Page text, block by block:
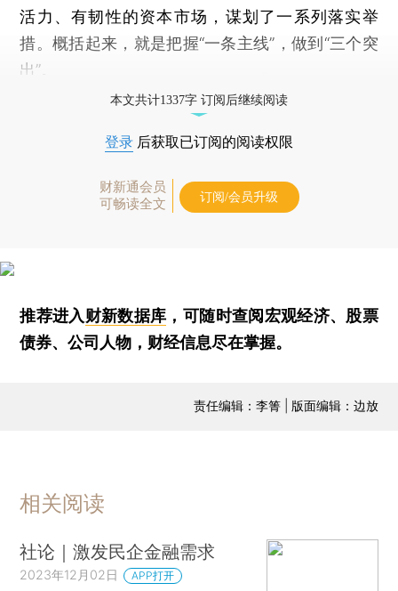
活力、有韧性的资本市场，谋划了一系列落实举
措。概括起来，就是把握“一条主线”，做到“三个突
出”。
本文共计1337字 订阅后继续阅读
登录 后获取已订阅的阅读权限
财新通会员
可畅读全文
订阅/会员升级
推荐进入财新数据库 ，可随时查阅宏观经济、股票
债券、公司人物，财经信息尽在掌握。
责任编辑：李箐 | 版面编辑：边放
相关阅读
社论｜激发民企金融需求
2023年12月02日 APP打开